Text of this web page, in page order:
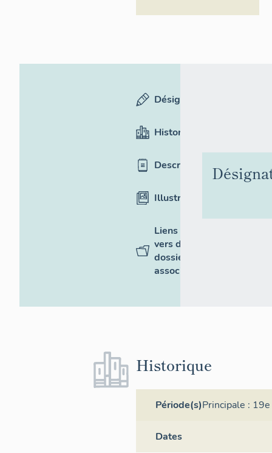
d'Azur -
Désignation
Historique
Description
Illustrations
Liens
vers des
dossiers
associés
Historique
Période(s)Principale :
Dates